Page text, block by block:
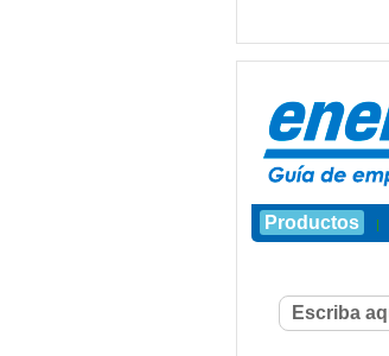
Productos |